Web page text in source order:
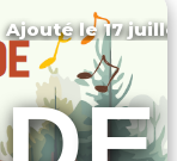
Ajouté le 17